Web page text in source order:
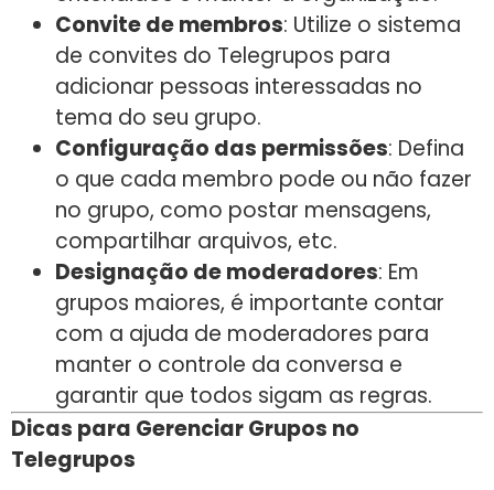
Convite de membros: Utilize o sistema
de convites do Telegrupos para
adicionar pessoas interessadas no
tema do seu grupo.
Configuração das permissões: Defina
o que cada membro pode ou não fazer
no grupo, como postar mensagens,
compartilhar arquivos, etc.
Designação de moderadores: Em
grupos maiores, é importante contar
com a ajuda de moderadores para
manter o controle da conversa e
garantir que todos sigam as regras.
Dicas para Gerenciar Grupos no
Telegrupos